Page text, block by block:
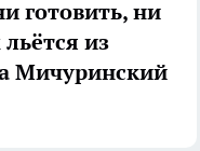
готовить, ни
из
Мичуринский